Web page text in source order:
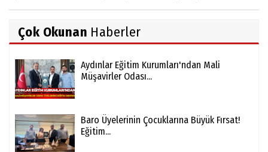
Çok Okunan Haberler
Aydınlar Eğitim Kurumları'ndan Mali
Müşavirler Odası...
Baro Üyelerinin Çocuklarına Büyük Fırsat!
Eğitim...